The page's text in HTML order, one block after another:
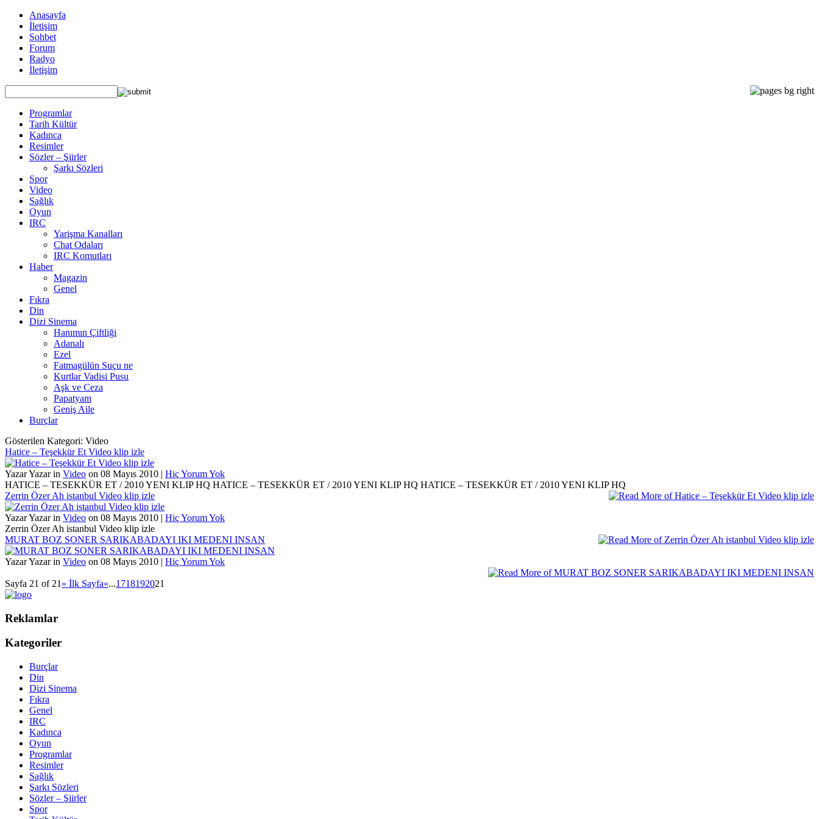
Anasayfa
İletişim
Sohbet
Forum
Radyo
İletişim
Programlar
Tarih Kültür
Kadınca
Resimler
Sözler – Şiirler
Şarkı Sözleri
Spor
Video
Sağlık
Oyun
IRC
Yarişma Kanalları
Chat Odaları
IRC Komutları
Haber
Magazin
Genel
Fıkra
Din
Dizi Sinema
Hanımın Çiftliği
Adanalı
Ezel
Fatmagülün Suçu ne
Kurtlar Vadisi Pusu
Aşk ve Ceza
Papatyam
Geniş Aile
Burçlar
Gösterilen Kategori: Video
Hatice – Teşekkür Et Video klip izle
Yazar Yazar in Video on 08 Mayıs 2010 | Hiç Yorum Yok
HATICE – TESEKKÜR ET / 2010 YENI KLIP HQ HATICE – TESEKKÜR ET / 2010 YENI KLIP HQ HATICE – TESEKKÜR ET / 2010 YENI KLIP HQ
Zerrin Özer Ah istanbul Video klip izle
Yazar Yazar in Video on 08 Mayıs 2010 | Hiç Yorum Yok
Zerrin Özer Ah istanbul Video klip izle
MURAT BOZ SONER SARIKABADAYI IKI MEDENI INSAN
Yazar Yazar in Video on 08 Mayıs 2010 | Hiç Yorum Yok
Sayfa 21 of 21 « İlk Sayfa«...1718192021
Reklamlar
Kategoriler
Burçlar
Din
Dizi Sinema
Fıkra
Genel
IRC
Kadınca
Oyun
Programlar
Resimler
Sağlık
Şarkı Sözleri
Sözler – Şiirler
Spor